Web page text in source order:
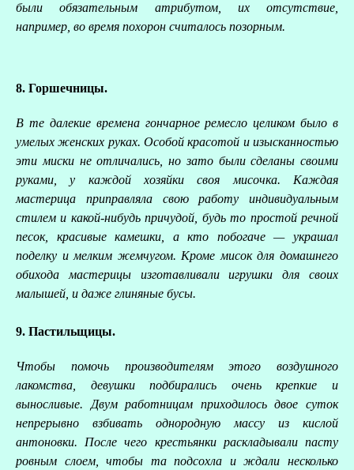
были обязательным атрибутом, их отсутствие,
например, во время похорон считалось позорным.
8. Горшечницы.
В те далекие времена гончарное ремесло целиком было в
умелых женских руках. Особой красотой и изысканностью
эти миски не отличались, но зато были сделаны своими
руками, у каждой хозяйки своя мисочка. Каждая
мастерица приправляла свою работу индивидуальным
стилем и какой-нибудь причудой, будь то простой речной
песок, красивые камешки, а кто побогаче — украшал
поделку и мелким жемчугом. Кроме мисок для домашнего
обихода мастерицы изготавливали игрушки для своих
малышей, и даже глиняные бусы.
9. Пастильщицы.
Чтобы помочь производителям этого воздушного
лакомства, девушки подбирались очень крепкие и
выносливые. Двум работницам приходилось двое суток
непрерывно взбивать однородную массу из кислой
антоновки. После чего крестьянки раскладывали пасту
ровным слоем, чтобы та подсохла и ждали несколько